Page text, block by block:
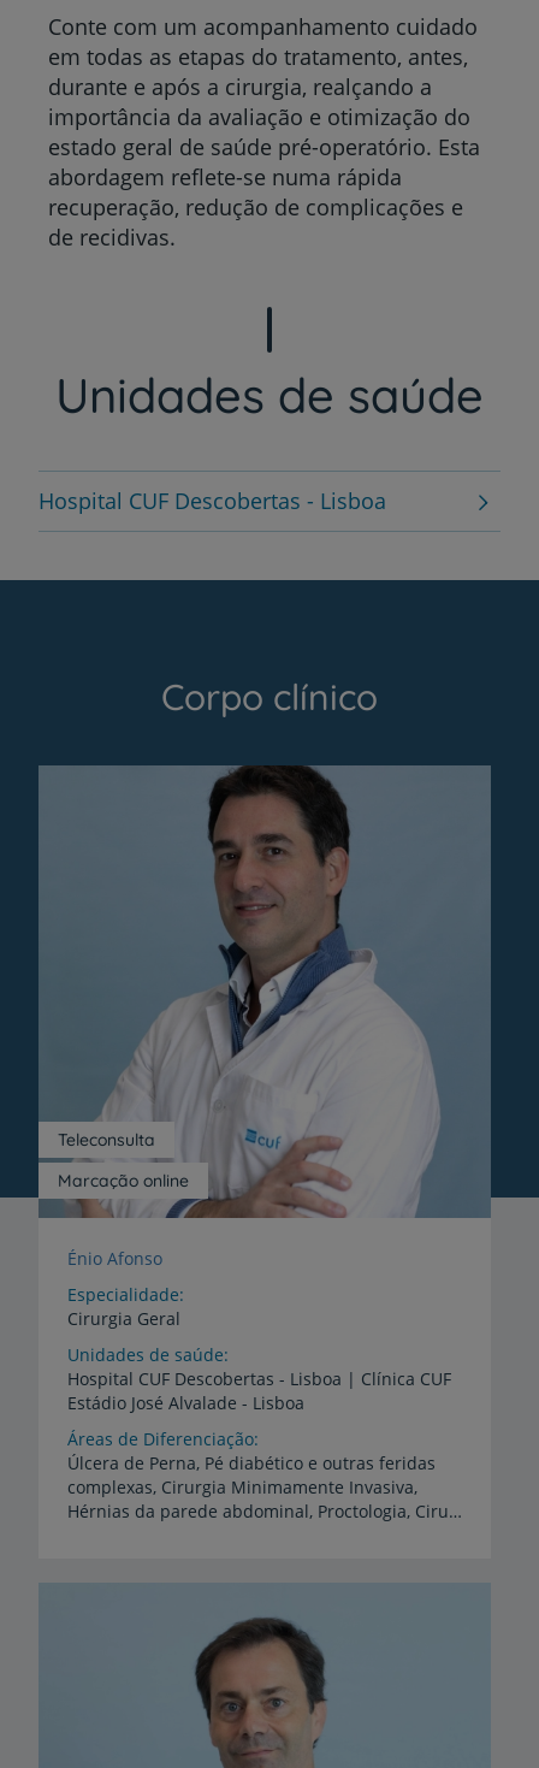
Conte com um acompanhamento cuidado
em todas as etapas do tratamento, antes,
durante e após a cirurgia, realçando a
importância da avaliação e otimização do
estado geral de saúde pré-operatório. Esta
abordagem reflete-se numa rápida
recuperação, redução de complicações e
de recidivas.
Unidades de saúde
Hospital CUF Descobertas - Lisboa
Corpo clínico
Marcação online
Teleconsulta
Énio Afonso
Especialidade
Cirurgia Geral
Unidades de saúde
Hospital CUF Descobertas - Lisboa | Clínica CUF
Estádio José Alvalade - Lisboa
Áreas de Diferenciação
Úlcera de Perna, Pé diabético e outras feridas
complexas, Cirurgia Minimamente Invasiva,
Hérnias da parede abdominal, Proctologia, Cirurgia Colorretal, Litíase vesicular, Bócio e tumores da tiroide, Doença Pilonidal